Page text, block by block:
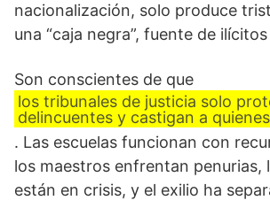
nacionalización, solo produce
una “caja negra”, fuente de
Son conscientes de que
los tribunales de justicia solo
delincuentes y castigan a
. Las escuelas funcionan con
los maestros enfrentan penurias,
están en crisis, y el exilio ha